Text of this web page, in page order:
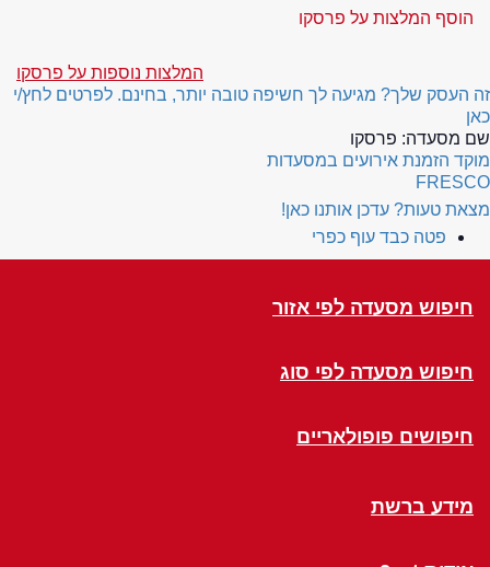
הוסף המלצות על פרסקו
המלצות נוספות על פרסקו
זה העסק שלך? מגיעה לך חשיפה טובה יותר, בחינם. לפרטים לחץ/י
כאן
שם מסעדה: פרסקו
מוקד הזמנת אירועים במסעדות
FRESCO
מצאת טעות? עדכן אותנו כאן!
פטה כבד עוף כפרי
חיפוש מסעדה לפי אזור
חיפוש מסעדה לפי סוג
חיפושים פופולאריים
מידע ברשת